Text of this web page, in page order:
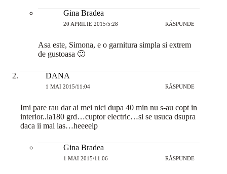
Gina Bradea
20 APRILIE 2015/5:28 RĂSPUNDE
Asa este, Simona, e o garnitura simpla si extrem
de gustoasa 🙂
DANA
1 MAI 2015/11:04 RĂSPUNDE
Imi pare rau dar ai mei nici dupa 40 min nu s-au copt in
interior..la180 grd…cuptor electric…si se usuca dsupra
daca ii mai las…heeeelp
Gina Bradea
1 MAI 2015/11:06 RĂSPUNDE